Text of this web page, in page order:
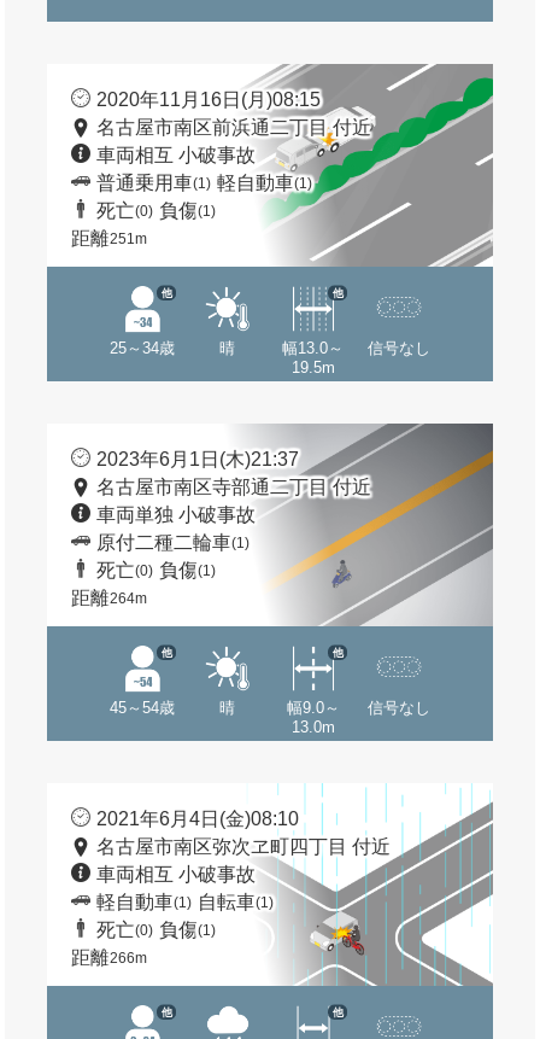
2020年11月16日(月)08:15
名古屋市南区前浜通二丁目 付近
車両相互 小破事故
普通乗用車(1) 軽自動車(1)
死亡(0) 負傷(1)
距離251m
25～34歳
他
晴
幅13.0～
19.5m
他
信号なし
2023年6月1日(木)21:37
名古屋市南区寺部通二丁目 付近
車両単独 小破事故
原付二種二輪車(1)
死亡(0) 負傷(1)
距離264m
45～54歳
他
晴
幅9.0～
13.0m
他
信号なし
2021年6月4日(金)08:10
名古屋市南区弥次ヱ町四丁目 付近
車両相互 小破事故
軽自動車(1) 自転車(1)
死亡(0) 負傷(1)
距離266m
他 他